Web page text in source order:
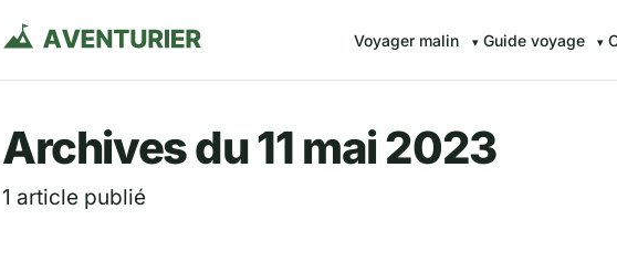
Aventurier.fr — Voyager malin
Voyager malin Guide voyage
Archives du 11 mai 2023
1 article publié